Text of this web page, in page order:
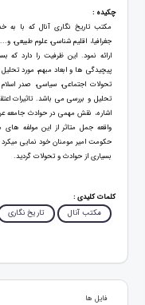
چکیده :
مکتب تاریخ نگاری آنال که با به
جغرافیا، اقلیم شناسی، علوم طبیعی،
ارائه نمود. این ظرفیت را دارد که
پیچیدگی ها و ابعاد مبهم، مورد
تحولات اجتماعی، سیاسی، صدر
تحلیل و بررسی می باشد. تاثیرات
اشاره، نقش مهمی در حوادث جامعه
واقعه جمل متاثر از این مولفه
حکومت امیر مومنان خود نمایی میکرد
بسیاری از حوادث و تحولات گردید.
کلمات کلیدی :
مکتب آنال تاریخ نگاری
فایل ها